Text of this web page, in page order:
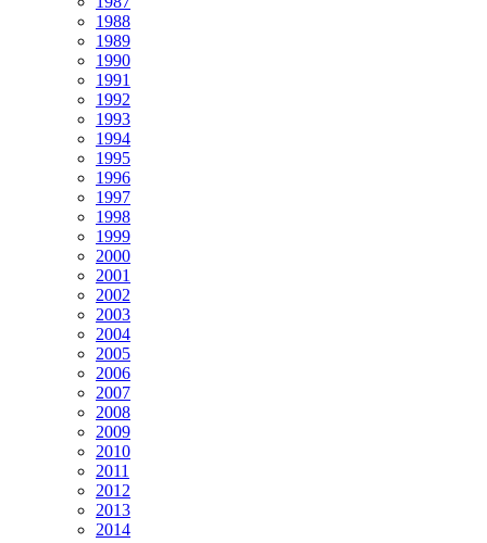
1988
1989
1990
1991
1992
1993
1994
1995
1996
1997
1998
1999
2000
2001
2002
2003
2004
2005
2006
2007
2008
2009
2010
2011
2012
2013
2014